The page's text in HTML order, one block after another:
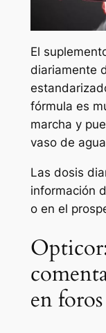
El
diariamente
fórmula es
marcha y
vaso de
Las dosis
información
o en el
en